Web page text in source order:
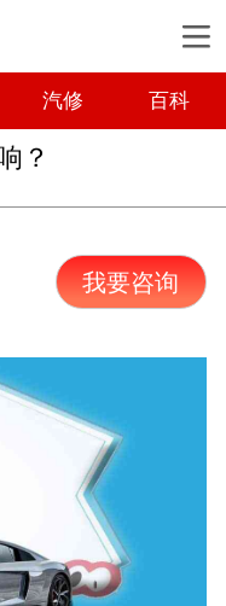
汽修 百科
？
我要咨询